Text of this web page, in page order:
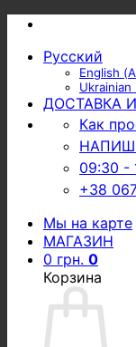
Skip
contentРусский
English (
Ukrainian
ДОСТАВКА
Как
09:30 -
+38
Мы на карте
МАГАЗИН
0 грн. 0
Корзина